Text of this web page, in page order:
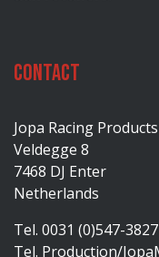
Contact
Jopa Racing Products
Veldegge 8
7468 DJ Enter
Netherlands
Tel. 0031 (0)547-
Tel. Production/